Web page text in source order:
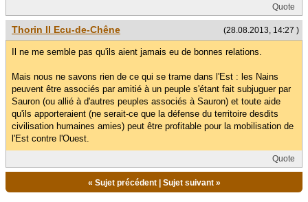
Quote
(28.08.2013, 14:27 )
Thorin II Ecu-de-Chêne
Il ne me semble pas qu'ils aient jamais eu de bonnes relations.
Mais nous ne savons rien de ce qui se trame dans l'Est : les Nains
peuvent être associés par amitié à un peuple s'étant fait subjuguer par
Sauron (ou allié à d'autres peuples associés à Sauron) et toute aide
qu'ils apporteraient (ne serait-ce que la défense du territoire desdits
civilisation humaines amies) peut être profitable pour la mobilisation de
l'Est contre l'Ouest.
Quote
« Sujet précédent| Sujet suivant»